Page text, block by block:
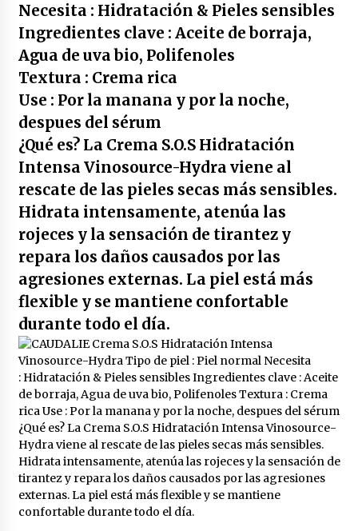
Duplo colutorio blanqueante bexident isdin |
500 ml x 2
4 años atrás
Duplo anticaries colutorio con cpc bexident
isdin | 500 ml x 2
4 años atrás
Bexident fresh breath colutorio 500ml
4 años atrás
Yotuel farma vitamina b5 dentifrico 50ml
4 años atrás
Yotuel farma vit. b5 dentifrico 50ml x2 unidades
4 años atrás
Yotuel all in one dentifrico 75ml
4 años atrás
Necesita : Hidratación & Pieles sensibles
Ingredientes clave : Aceite de borraja,
Agua de uva bio, Polifenoles
Textura : Crema rica
Use : Por la manana y por la noche,
despues del sérum
¿Qué es? La Crema S.O.S Hidratación
Intensa Vinosource-Hydra viene al
rescate de las pieles secas más sensibles.
Hidrata intensamente, atenúa las
rojeces y la sensación de tirantez y
repara los daños causados por las
agresiones externas. La piel está más
flexible y se mantiene confortable
durante todo el día.